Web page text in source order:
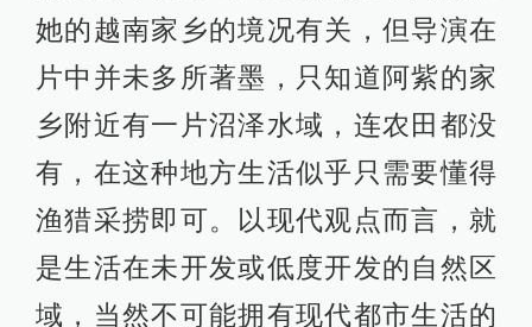
她的越南家乡的境况有关，但导演在
片中并未多所著墨，只知道阿紫的家
乡附近有一片沼泽水域，连农田都没
有，在这种地方生活似乎只需要懂得
渔猎采捞即可。以现代观点而言，就
是生活在未开发或低度开发的自然区
域，当然不可能拥有现代都市生活的